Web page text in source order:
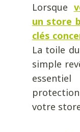
Lorsque
un store
clés
La toile
simple
votre